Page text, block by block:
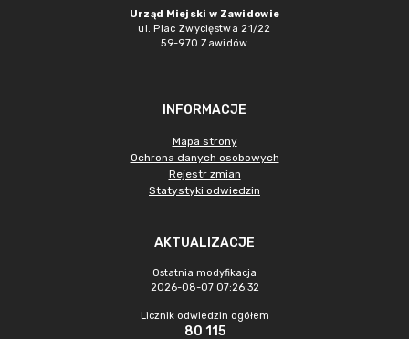
Urząd Miejski w Zawidowie
ul. Plac Zwycięstwa 21/22
59-970 Zawidów
INFORMACJE
Mapa strony
Ochrona danych osobowych
Rejestr zmian
Statystyki odwiedzin
AKTUALIZACJE
Ostatnia modyfikacja
2026-08-07 07:26:32
Licznik odwiedzin ogółem
80 115